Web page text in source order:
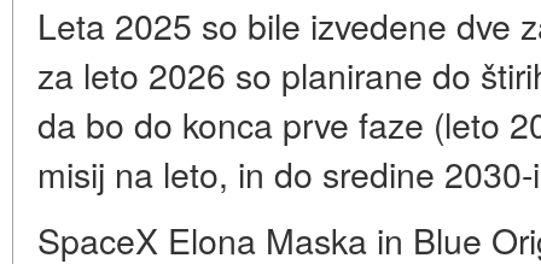
Leta 2025 so bile izvedene dve
za leto 2026 so planirane do
da bo do konca prve faze (leto
misij na leto, in do sredine
SpaceX Elona Maska in Blue